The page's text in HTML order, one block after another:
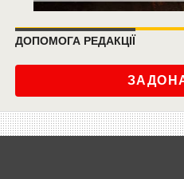
ДОПОМОГА РЕДАКЦІЇ